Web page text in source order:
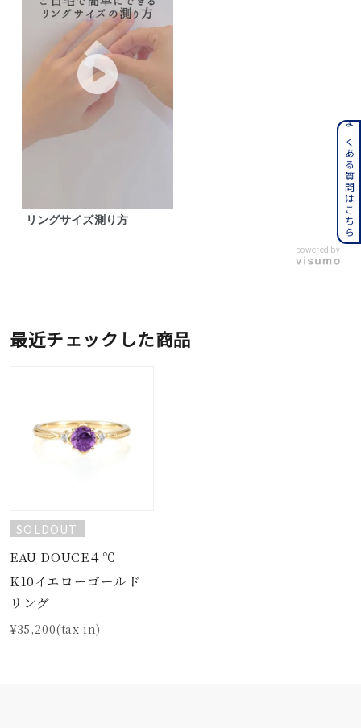
リングサイズ測り方
powered by
最近チェックした商品
SOLDOUT
EAU DOUCE４℃
K10イエローゴールド
リング
¥35,200(tax in)
よくある質問はこちら